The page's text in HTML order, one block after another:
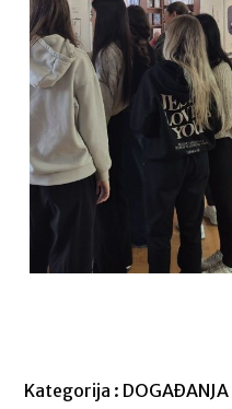
Kategorija : DOGAĐANJA